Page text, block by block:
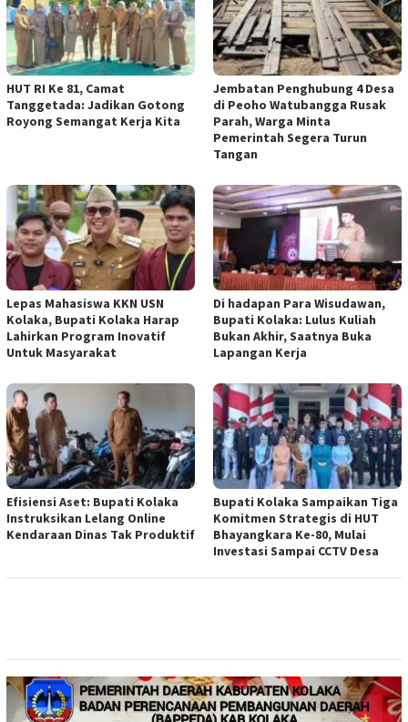
HUT RI Ke 81, Camat
Tanggetada: Jadikan Gotong
Royong Semangat Kerja Kita
Jembatan Penghubung 4 Desa
di Peoho Watubangga Rusak
Parah, Warga Minta
Pemerintah Segera Turun
Tangan
Lepas Mahasiswa KKN USN
Kolaka, Bupati Kolaka Harap
Lahirkan Program Inovatif
Untuk Masyarakat
Di hadapan Para Wisudawan,
Bupati Kolaka: Lulus Kuliah
Bukan Akhir, Saatnya Buka
Lapangan Kerja
Efisiensi Aset: Bupati Kolaka
Instruksikan Lelang Online
Kendaraan Dinas Tak Produktif
Bupati Kolaka Sampaikan Tiga
Komitmen Strategis di HUT
Bhayangkara Ke-80, Mulai
Investasi Sampai CCTV Desa